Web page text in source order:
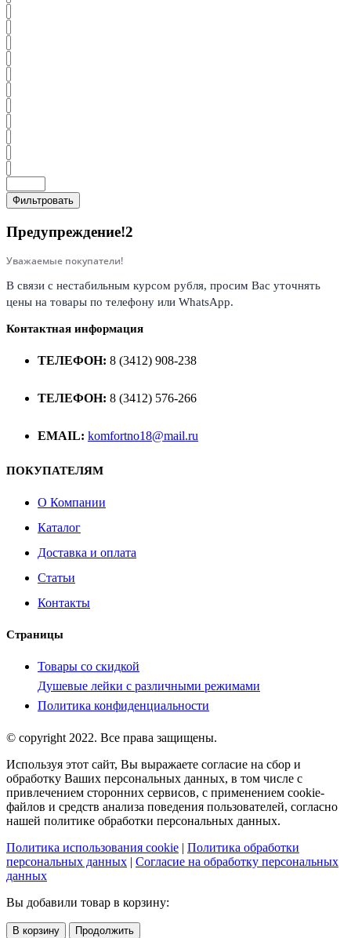
Фильтровать
Предупреждение!2
Уважаемые покупатели!
В связи с нестабильным курсом рубля, просим Вас уточнять
цены на товары по телефону или WhatsApp.
Контактная информация
ТЕЛЕФОН: 8 (3412) 908-238
ТЕЛЕФОН: 8 (3412) 576-266
EMAIL: komfortno18@mail.ru
ПОКУПАТЕЛЯМ
О Компании
Каталог
Доставка и оплата
Статьи
Контакты
Страницы
Товары со скидкой
Душевые лейки с различными режимами
Политика конфиденциальности
© copyright 2022. Все права защищены.
Используя этот сайт, Вы выражаете согласие на сбор и
обработку Ваших персональных данных, в том числе с
привлечением сторонних сервисов, с применением cookie-
файлов и средств анализа поведения пользователей, согласно
нашей политике обработки персональных данных.
Политика использования cookie | Политика обработки
персональных данных | Согласие на обработку персональных
данных
Вы добавили товар в корзину:
В корзину Продолжить